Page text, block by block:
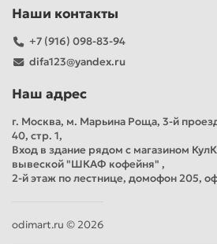
Наши контакты
+7 (916) 098-83-94
difa123@yandex.ru
Наш адрес
г. Москва, м. Марьина Роща, 3-й
40, стр. 1,
Вход в здание рядом с магазином
вывеской "ШКАФ кофейня" ,
2-й этаж по лестнице, домофон 205,
odimart.ru © 2026